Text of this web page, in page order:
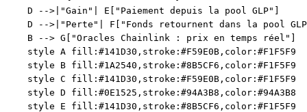
    D -->|"Gain"| E["Paiement depuis la pool GLP"]
D -->|"Perte"| F["Fonds retournent dans la pool
    B --> G["Oracles Chainlink : prix en temps réel"]
    style A fill:#141D30,stroke:#F59E0B,color:#F1F5F9
    style B fill:#1A2540,stroke:#8B5CF6,color:#F1F5F9
    style C fill:#141D30,stroke:#F59E0B,color:#F1F5F9
    style D fill:#0E1525,stroke:#94A3B8,color:#94A3B8
    style E fill:#141D30,stroke:#8B5CF6,color:#F1F5F9